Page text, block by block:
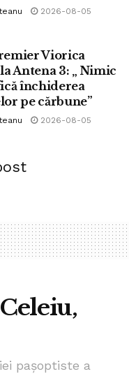
2026-08-05
Viorica
Antena 3: „ Nimic
închiderea
pe cărbune”
2026-08-05
pașoptiste a